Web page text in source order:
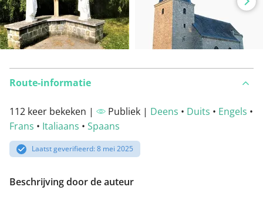
Route-informatie
112 keer bekeken | Publiek | Deens • Duits • Engels •
Frans • Italiaans • Spaans
Laatst geverifieerd: 8 mei 2025
Beschrijving door de auteur